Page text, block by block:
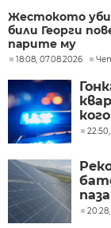
Жестокото
били Георги
парите му
18:08, 07.08.2026